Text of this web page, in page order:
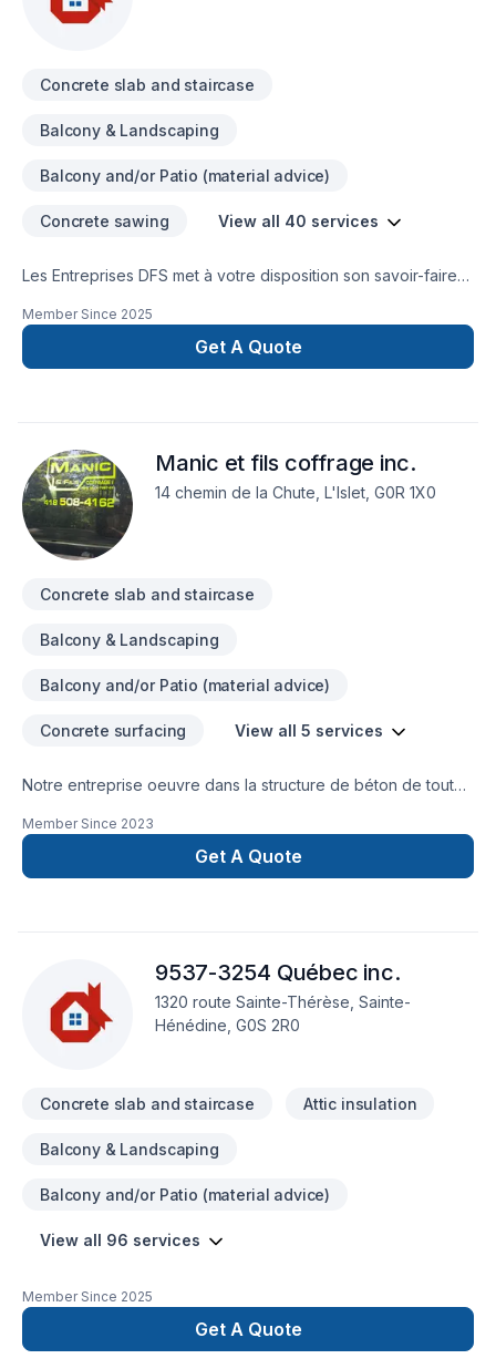
Porte de garage, Portes et fenêtres, Puit de lumière,
Concrete slab and staircase
Balcony & Landscaping
Balcony and/or Patio (material advice)
Concrete sawing View all 40 services
Les Entreprises DFS met à votre disposition son savoir-faire
Béton, Clôture, Coffrage, Crépis, Décontamination,
Démolition, Drain français, Émondage, Escalier et rampe,
Excavation, Fissures, Fondations, Gypse, Irrigation,
Québec,Chaudière-Appalaches,Côte Nord,Estrie,Gaspésie–
Îles-de-la-
Lac-Saint-Jean. Nous croyons en l'importance d'une
approche personnalisée, adaptée à chaque client, pour
projet à une équipe qui a à cœur votre
Member Since 2025
Get A Quote
Manic et fils coffrage inc.
14 chemin de la Chute, L'Islet, G0R 1X0
Concrete slab and staircase
Balcony & Landscaping
Balcony and/or Patio (material advice)
Concrete surfacing View all 5 services
Notre entreprise oeuvre dans la structure de béton de toutes
etc. Nous desservons les secteurs suivants : Résidentiel,
Member Since 2023
Get A Quote
9537-3254 Québec inc.
1320 route Sainte-Thérèse, Sainte-
Hénédine, G0S 2R0
Concrete slab and staircase Attic insulation
Balcony & Landscaping
Balcony and/or Patio (material advice)
View all 96 services
Member Since 2025
Get A Quote